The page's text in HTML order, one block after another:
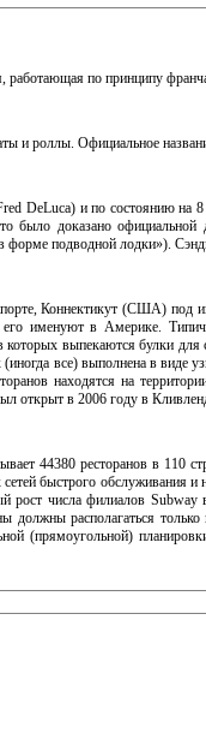
по принципу
и роллы. Официальное
и по состоянию на 8
было доказано
подводной лодки»).
Коннектикут (США) под
именуют в Америке.
выпекаются булки
все) выполнена в виде
находятся на
открыт в 2006 году в
44380 ресторанов в
быстрого обслуживания
рост числа филиалов
должны располагаться
(прямоугольной)